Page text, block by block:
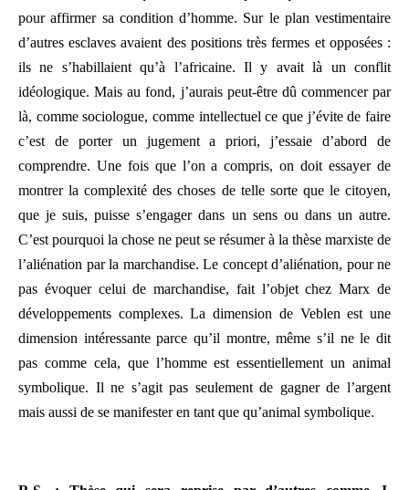
pour affirmer sa condition d’homme. Sur le plan vestimentaire
d’autres esclaves avaient des positions très fermes et opposées :
ils ne s’habillaient qu’à l’africaine. Il y avait là un conflit
idéologique. Mais au fond, j’aurais peut-être dû commencer par
là, comme sociologue, comme intellectuel ce que j’évite de faire
c’est de porter un jugement a priori, j’essaie d’abord de
comprendre. Une fois que l’on a compris, on doit essayer de
montrer la complexité des choses de telle sorte que le citoyen,
que je suis, puisse s’engager dans un sens ou dans un autre.
C’est pourquoi la chose ne peut se résumer à la thèse marxiste de
l’aliénation par la marchandise. Le concept d’aliénation, pour ne
pas évoquer celui de marchandise, fait l’objet chez Marx de
développements complexes. La dimension de Veblen est une
dimension intéressante parce qu’il montre, même s’il ne le dit
pas comme cela, que l’homme est essentiellement un animal
symbolique. Il ne s’agit pas seulement de gagner de l’argent
mais aussi de se manifester en tant que qu’animal symbolique.